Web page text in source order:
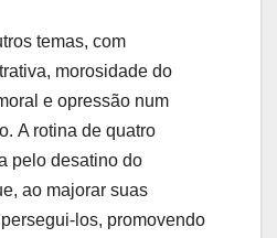
temas, com
morosidade do
e opressão num
A rotina de quatro
pelo desatino do
ao majorar suas
los, promovendo